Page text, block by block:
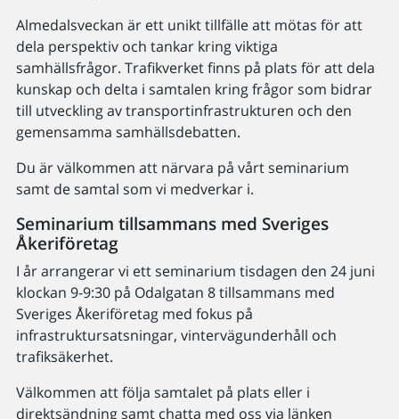
Almedalsveckan är ett unikt tillfälle att mötas för att
dela perspektiv och tankar kring viktiga
samhällsfrågor. Trafikverket finns på plats för att dela
kunskap och delta i samtalen kring frågor som bidrar
till utveckling av transportinfrastrukturen och den
gemensamma samhällsdebatten.
Du är välkommen att närvara på vårt seminarium
samt de samtal som vi medverkar i.
Seminarium tillsammans med Sveriges
Åkeriföretag
I år arrangerar vi ett seminarium tisdagen den 24 juni
klockan 9-9:30 på Odalgatan 8 tillsammans med
Sveriges Åkeriföretag med fokus på
infrastruktursatsningar, vintervägunderhåll och
trafiksäkerhet.
Välkommen att följa samtalet på plats eller i
direktsändning samt chatta med oss via länken